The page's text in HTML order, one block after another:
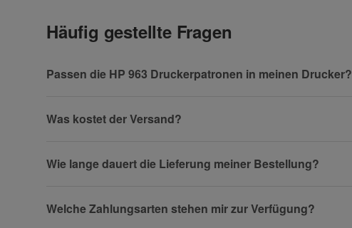
Telefon
Häufig gestellte Fragen
Passen die HP 963 Druckerpatronen in meinen Drucker?
Was kostet der Versand?
Wie lange dauert die Lieferung meiner Bestellung?
Welche Zahlungsarten stehen mir zur Verfügung?